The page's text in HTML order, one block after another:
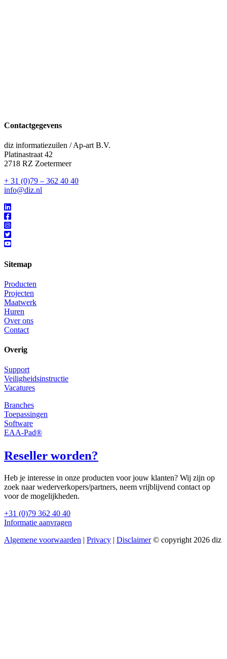
Contactgegevens
diz informatiezuilen / Ap-art B.V.
Platinastraat 42
2718 RZ Zoetermeer
+ 31 (0)79 – 362 40 40
info@diz.nl
Sitemap
Producten
Projecten
Maatwerk
Huren
Over ons
Contact
Overig
Support
Veiligheidsinstructie
Vacatures
Branches
Toepassingen
Software
EAA-Pad®
Reseller worden?
Heb je interesse in onze producten voor jouw klanten? Wij zijn op
zoek naar wederverkopers/partners, neem vrijblijvend contact op
voor de mogelijkheden.
+31 (0)79 362 40 40
Informatie aanvragen
Algemene voorwaarden | Privacy | Disclaimer© copyright 2026 diz